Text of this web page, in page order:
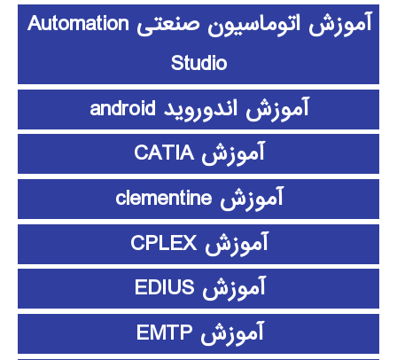
آموزش اتوماسیون صنعتی Automation
Studio
آموزش اندوروید android
آموزش CATIA
آموزش clementine
آموزش CPLEX
آموزش EDIUS
آموزش EMTP